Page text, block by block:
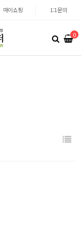
마이쇼핑 1:1문의
0